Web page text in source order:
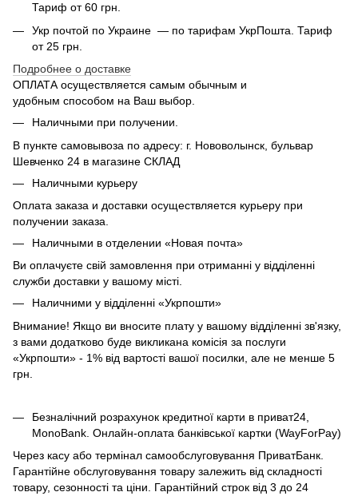
Тариф от 60 грн.
Укр почтой по Украине — по тарифам УкрПошта. Тариф
от 25 грн.
Подробнее о доставке
ОПЛАТА осуществляется самым обычным и
удобным способом на Ваш выбор.
Наличными при получении.
В пункте самовывоза по адресу: г. Нововолынск, бульвар
Шевченко 24 в магазине СКЛАД
Наличными курьеру
Оплата заказа и доставки осуществляется курьеру при
получении заказа.
Наличными в отделении «Новая почта»
Ви оплачуєте свій замовлення при отриманні у відділенні
служби доставки у вашому місті.
Наличними у відділенні «Укрпошти»
Внимание! Якщо ви вносите плату у вашому відділенні зв'язку,
з вами додатково буде викликана комісія за послуги
«Укрпошти» - 1% від вартості вашої посилки, але не менше 5
грн.
Безналічний розрахунок кредитної карти в приват24,
MonoBank. Онлайн-оплата банківської картки (WayForPay)
Через касу або термінал самообслуговування ПриватБанк.
Гарантійне обслуговування товару залежить від складності
товару, сезонності та ціни. Гарантійний строк від 3 до 24